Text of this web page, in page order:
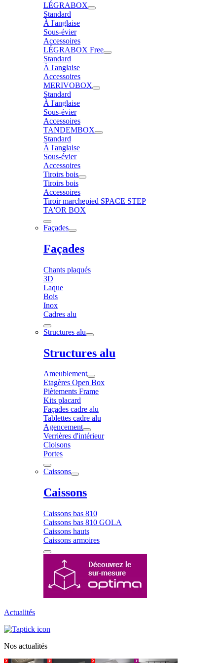
LÉGRABOX
Standard
À l'anglaise
Sous-évier
Accessoires
LÉGRABOX Free
Standard
À l'anglaise
Accessoires
MERIVOBOX
Standard
À l'anglaise
Sous-évier
Accessoires
TANDEMBOX
Standard
À l'anglaise
Sous-évier
Accessoires
Tiroirs bois
Tiroirs bois
Accessoires
Tiroir marchepied SPACE STEP
TA'OR BOX
Façades
Façades
Chants plaqués
3D
Laque
Bois
Inox
Cadres alu
Structures alu
Structures alu
Ameublement
Etagères Open Box
Piètements Frame
Kits placard
Façades cadre alu
Tablettes cadre alu
Agencement
Verrières d'intérieur
Cloisons
Portes
Caissons
Caissons
Caissons bas 810
Caissons bas 810 GOLA
Caissons hauts
Caissons armoires
Actualités
Nos actualités